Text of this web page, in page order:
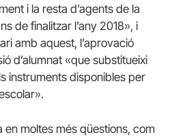
i la resta d’agents de la
de finalitzar l’any 2018», i
amb aquest, l’aprovació
d’alumnat «que substitueixi
instruments disponibles per
en moltes més qüestions, com